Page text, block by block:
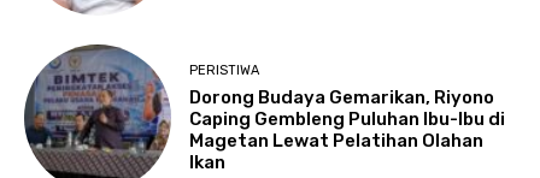
PERISTIWA
Dorong Budaya Gemarikan, Riyono
Caping Gembleng Puluhan Ibu-Ibu di
Magetan Lewat Pelatihan Olahan
Ikan